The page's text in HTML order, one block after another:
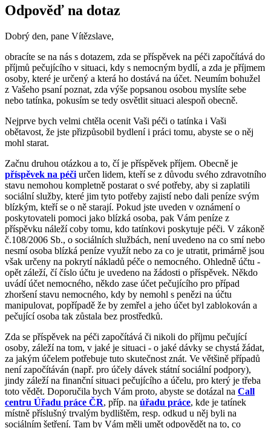
Odpověď na dotaz
Dobrý den, pane Vítězslave,
obracíte se na nás s dotazem, zda se příspěvek na péči započítává do
příjmů pečujícího v situaci, kdy s nemocným bydlí, a zda je příjmem
osoby, které je určený a která ho dostává na účet. Neumím bohužel
z Vašeho psaní poznat, zda výše popsanou osobou myslíte sebe
nebo tatínka, pokusím se tedy osvětlit situaci alespoň obecně.
Nejprve bych velmi chtěla ocenit Vaši péči o tatínka i Vaši
obětavost, že jste přizpůsobil bydlení i práci tomu, abyste se o něj
mohl starat.
Začnu druhou otázkou a to, čí je příspěvek příjem. Obecně je
příspěvek na péči určen lidem, kteří se z důvodu svého zdravotního
stavu nemohou kompletně postarat o své potřeby, aby si zaplatili
sociální služby, které jim tyto potřeby zajistí nebo dali peníze svým
blízkým, kteří se o ně starají. Pokud jste uveden v oznámení o
poskytovateli pomoci jako blízká osoba, pak Vám peníze z
příspěvku náleží coby tomu, kdo tatínkovi poskytuje péči. V zákoně
č.108/2006 Sb., o sociálních službách, není uvedeno na co smí nebo
nesmí osoba blízká peníze využít nebo za co je utratit, primárně jsou
však určeny na pokrytí nákladů péče o nemocného. Ohledně účtu -
opět záleží, čí číslo účtu je uvedeno na žádosti o příspěvek. Někdo
uvádí účet nemocného, někdo zase účet pečujícího pro případ
zhoršení stavu nemocného, kdy by nemohl s penězi na účtu
manipulovat, popřípadě že by zemřel a jeho účet byl zablokován a
pečující osoba tak zůstala bez prostředků.
Zda se příspěvek na péči započítává či nikoli do příjmu pečující
osoby, záleží na tom, v jaké je situaci - o jaké dávky se chystá žádat,
za jakým účelem potřebuje tuto skutečnost znát. Ve většině případů
není započítáván (např. pro účely dávek státní sociální podpory),
jindy záleží na finanční situaci pečujícího a účelu, pro který je třeba
toto vědět. Doporučila bych Vám proto, abyste se dotázal na Call
centru Úřadu práce ČR, příp. na úřadu práce, kde je tatínek
místně příslušný trvalým bydlištěm, resp. odkud u něj byli na
sociálním šetření. Tam by Vám měli umět odpovědět na to, co